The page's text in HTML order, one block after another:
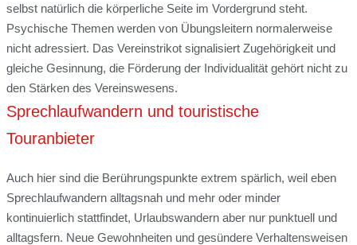
selbst natürlich die körperliche Seite im Vordergrund steht.
Psychische Themen werden von Übungsleitern normalerweise
nicht adressiert. Das Vereinstrikot signalisiert Zugehörigkeit und
gleiche Gesinnung, die Förderung der Individualität gehört nicht zu
den Stärken des Vereinswesens.
Sprechlaufwandern und touristische
Touranbieter
Auch hier sind die Berührungspunkte extrem spärlich, weil eben
Sprechlaufwandern alltagsnah und mehr oder minder
kontinuierlich stattfindet, Urlaubswandern aber nur punktuell und
alltagsfern. Neue Gewohnheiten und gesündere Verhaltensweisen